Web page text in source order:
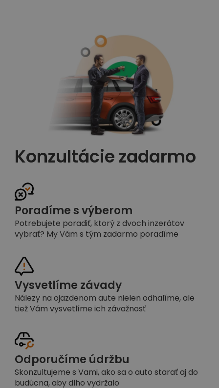
Konzultácie zadarmo
Poradíme s výberom
Potrebujete poradiť, ktorý z dvoch inzerátov
vybrať? My Vám s tým zadarmo poradíme
Vysvetlíme závady
Nálezy na ojazdenom aute nielen odhalíme, ale
tiež Vám vysvetlíme ich závažnosť
Odporučíme údržbu
Skonzultujeme s Vami, ako sa o auto starať aj do
budúcna, aby dlho vydržalo